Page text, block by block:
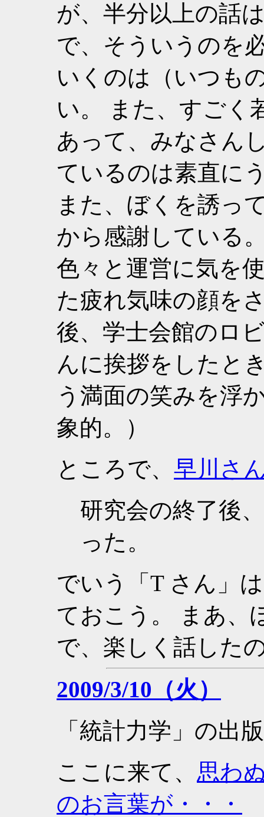
が、半分以上の話
で、そういうのを
いくのは（いつも
い。 また、すごく
あって、みなさん
ているのは素直に
また、ぼくを誘っ
から感謝している
色々と運営に気を
た疲れ気味の顔を
後、学士会館のロ
んに挨拶をしたと
う満面の笑みを浮
象的。）
ところで、 早川さ
研究会の終了後
った。
でいう「T さん」
ておこう。 まあ、
で、楽しく話した
2009/3/10（火）
「統計力学」の出
ここに来て、 思わ
のお言葉が・・・